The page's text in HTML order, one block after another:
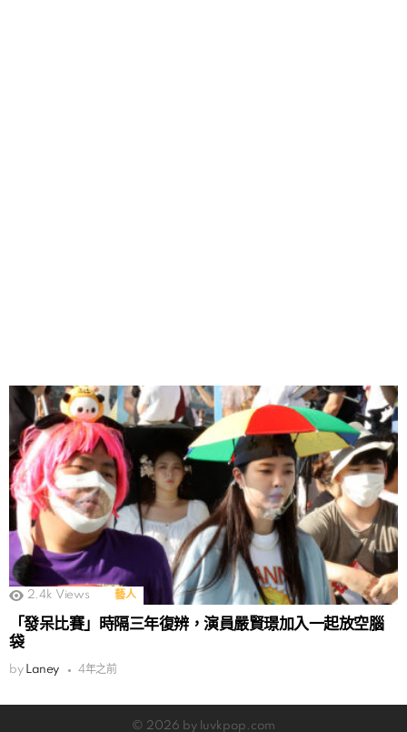
2.4k Views 藝人
「發呆比賽」時隔三年復辨，演員嚴賢璟加入一起放空腦
袋
by Laney 4年之前
© 2026 by luvkpop.com